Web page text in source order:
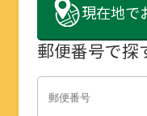
現在地で
郵便番号で探